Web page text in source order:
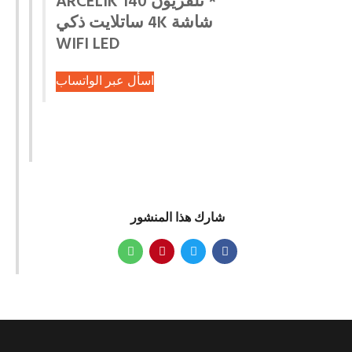
شاشة 4K ساتلايت ذكي
WIFI LED
اسأل عبر الواتساب
شارك هذا المنشور